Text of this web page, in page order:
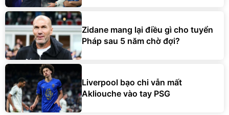
Zidane mang lại điều gì cho tuyển
Pháp sau 5 năm chờ đợi?
Liverpool bạo chi vẫn mất
Akliouche vào tay PSG